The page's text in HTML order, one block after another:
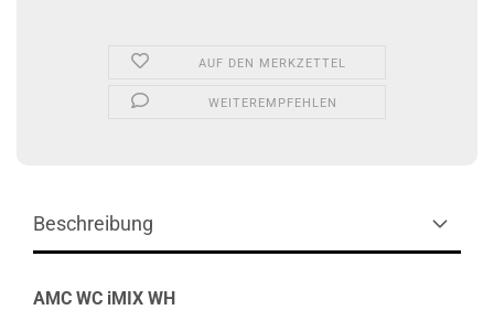
AUF DEN MERKZETTEL
WEITEREMPFEHLEN
Beschreibung
AMC WC iMIX WH